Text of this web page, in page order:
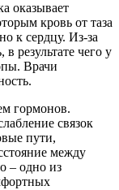
оказывает
кровь от таза
к сердцу. Из-за
результате чего у
Врачи
гормонов.
связок
пути,
между
– одно из